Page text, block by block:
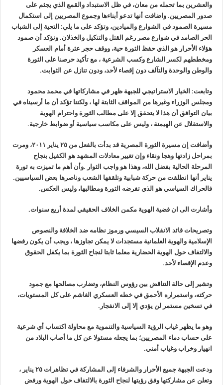
والعشرين بما تحمله من معان، في ظل الاستبداد والقمع الذي يجثم على
صدور المصريين. واضافت أنها تدعو أبناءها وجموع المصريين إلى استكمال
مسيرة الصمود في الشوارع والميادين، وتؤكد على ما يلي: التحية إلى الشباب
الحر الصامد في شوارع مصر رغم القتل والتنكيل والخذلان. ونؤكد أن صمود
هؤلاء الأحرار هو الذي حفظ الثورة حية، ووقف حجر عثرة أمام العسكر
ومخططهم لكسر الشارع وكسب الشرعية ، مع تأكيد حرصنا على الثورة
والوطن والوحدة والتآلف دون إقصاء لأحد، ودون تنازل عن الثوابت.
وتابعت: الخيار الاستراتيجي للجبهة ظهر في مشاركاتها في محمد محمود
ومجلس الوزراء وغيرها من المواقف الثابتة لها ، ولكننا تؤكد أن ما أرسيناه في
بيان التوافق أن هذا لا يتحقق إلا على مطالب الثورة واحترام الهوية
والاستقلال عن الهيمنة ، وليس على مكاسب سياسية أو ضوابط خارجية.
وأضافت إن مسيرة الثورة المصرية قد بدأت بالفعل من ٢٥ يناير ٢٠١١، ومرت
بمراحل زادتها وهجا ونقاء وإن تغيير معادلات المشهد هو الكفيل بنجاح
المرحلة الحالية بفضل الله، وهذا هو واجب الثوار .وأن أهم ما تميزت به ثورة
يناير أنها انطلقت من حركة شبابية وتلقفها الشعب وناصرها بعض السياسيين.
فالحراك السياسي هو الذي تفرضه الثورة ومطالبها، وليس العكس.
وأشارت الى ان قضية الهوية مكمن الخلاف الحقيقي لمدة أربع سنوات.
وتصريحات قائد الانقلاب السيسي ورموز نظامه ضد الخلافة والنصوص
الإسلامية والهوية العلمانية مستجدات لا يمكن تجاوزها ، ويجب أن يكون رفضها
والالتفاف حول الهوية الحضارية معلما ثابتا لنجاح الثورة بما يكفل الحقوق
وعدم الإقصاء لأحد.
وتشير إلى حالة التناقض بين رؤوس النظام، وتضارب مصالحها مع جمود
حركته، واستمراره الأحمق في خطه العسكري الغاشم على كل المستويات،
في تسخين مستمر لن يؤدي إلا إلى الانفجار.
وهو ما يظهر غياب الرؤية السياسية والتنموية مع محاولة اكتساب أي شرعية
على حساب دماء المصريين؛ بما يجعله مسئولا عن كل ما أصاب البلاد من
انهيار وخراب وغياب أمني.
ودعت الجبهة جميع الأحرار والشرفاء إلى المشاركة في تظاهرات ٢٥ يناير ،
وتعلن عن مشاركتها وفق رؤيتها لنجاح الثورة بالالتفاف حول الهوية ورفض